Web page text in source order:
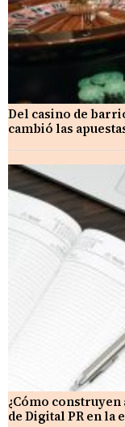
Del casino de
cambió las
¿Cómo
de Digital PR en la